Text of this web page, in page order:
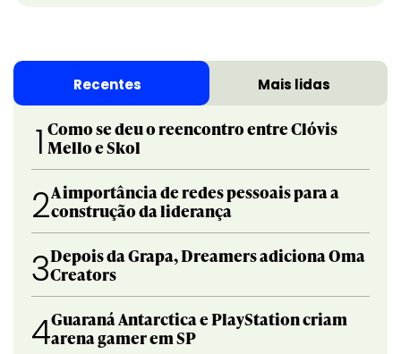
Recentes Mais lidas
1 Como se deu o reencontro entre Clóvis
Mello e Skol
2A importância de redes pessoais para a
construção da liderança
3Depois da Grapa, Dreamers adiciona Oma
Creators
4Guaraná Antarctica e PlayStation criam
arena gamer em SP